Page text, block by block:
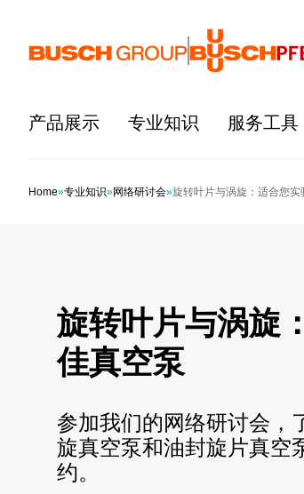
产品展示 专业知识 服务工具
Home»专业知识»网络研讨会»旋转叶片与涡旋：适合您实
旋转叶片与涡旋
佳真空泵
参加我们的网络研讨会，
旋真空泵和油封旋片真空
约。